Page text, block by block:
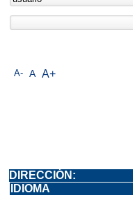
A- A A+
DIRECCIÓN:
IDIOMA